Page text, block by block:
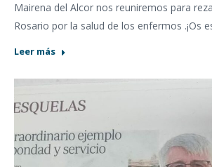
Mairena del Alcor nos reuniremos para
Rosario por la salud de los enfermos .¡Os
Leer más